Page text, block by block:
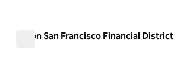
Hilton San Francisco Financial District